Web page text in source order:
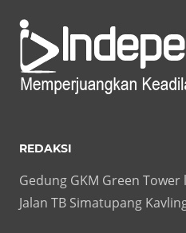
REDAKSI
Gedung GKM Green Tower
Jalan TB Simatupang